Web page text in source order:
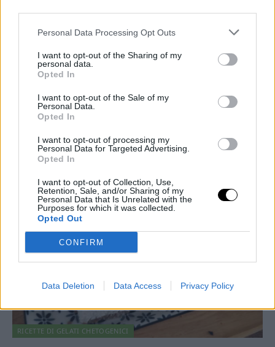
Personal Data Processing Opt Outs
I want to opt-out of the Sharing of my
personal data.
Opted In
I want to opt-out of the Sale of my
Personal Data.
Opted In
I want to opt-out of processing my
Personal Data for Targeted Advertising.
Opted In
I want to opt-out of Collection, Use,
Retention, Sale, and/or Sharing of my
Personal Data that Is Unrelated with the
Purposes for which it was collected.
Opted Out
CONFIRM
Data Deletion Data Access Privacy Policy
Granita al cioccolato chetogenica
Alessia Vinci 24 Giugno 2025
Hai voglia di un dessert fresco e goloso pronto in pochi minuti? La
RICETTE DI GELATI CHETOGENICI